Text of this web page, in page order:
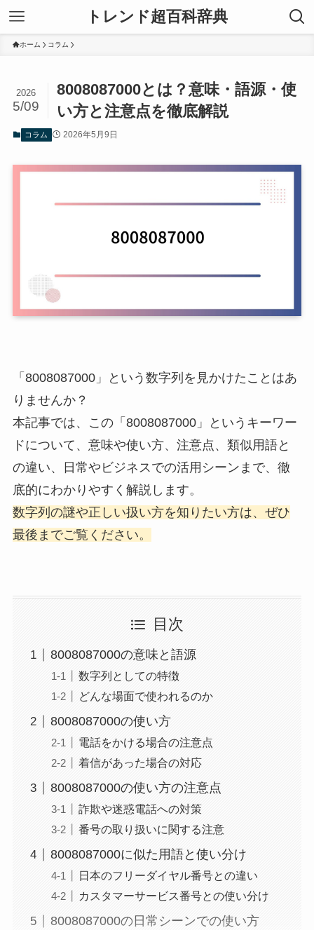
トレンド超百科辞典
ホーム コラム
8008087000とは？意味・語源・使
い方と注意点を徹底解説
2026
5/09
コラム 2026年5月9日
「8008087000」という数字列を見かけたことはあ
りませんか？
本記事では、この「8008087000」というキーワー
ドについて、意味や使い方、注意点、類似用語と
の違い、日常やビジネスでの活用シーンまで、徹
底的にわかりやすく解説します。
数字列の謎や正しい扱い方を知りたい方は、ぜひ
最後までご覧ください。
目次
8008087000の意味と語源
数字列としての特徴
どんな場面で使われるのか
8008087000の使い方
電話をかける場合の注意点
着信があった場合の対応
8008087000の使い方の注意点
詐欺や迷惑電話への対策
番号の取り扱いに関する注意
8008087000に似た用語と使い分け
日本のフリーダイヤル番号との違い
カスタマーサービス番号との使い分け
8008087000の日常シーンでの使い方